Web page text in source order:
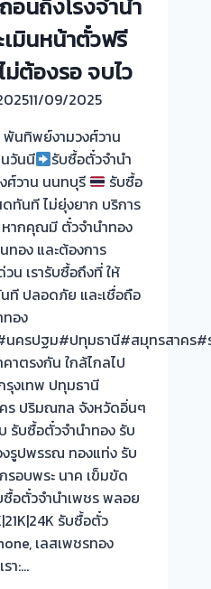
อนถึงโรงจำนำ
มินหน้าตั๋วฟรี
ต้องรอ จบไว
11/09/2025
นทิพย์งามวงศ์วาน
วันนี
รับซื้อตั๋วจำนำ
ศ์วาน นนทบุรี
รับซื้อ
ดทันที ไม่ยุ่งยาก บริการ
หากคุณมี ตั๋วจำนำทอง
ทอง และต้องการ
น เรารับซื้อถึงที่ ให้
ที ปลอดภัย และเชื่อถือ
อง
ครปฐม#ปทุมธานี#สมุทรสาคร#
าตรงกัน ใกล้ไกลไป
งเทพ ปทุมธานี
ร ปริมณฑล จังหวัดอิ่นๆ
รับซื้อตั๋วจำนำทอง รับ
รูปพรรณ ทองแท่ง รับ
รอบพระ นาค เข็มขัด
ซื้อตั๋วจำนำเพชร พลอย
รับซื้อตั๋ว
เลสเพชรทอง
า:…